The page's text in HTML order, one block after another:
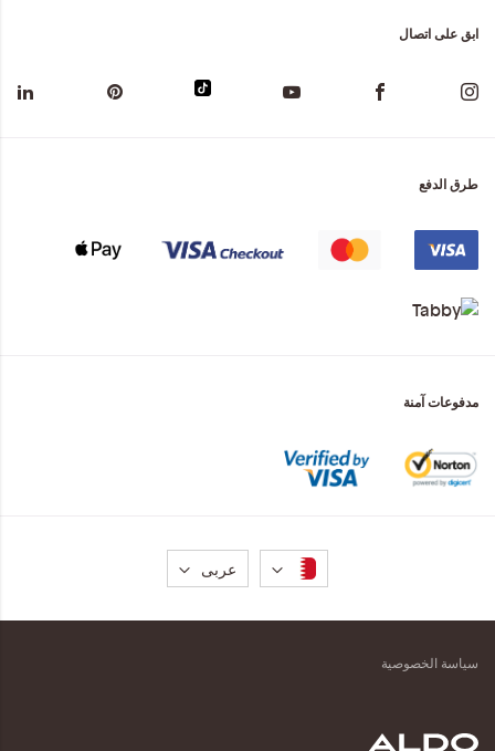
ابق على اتصال
طرق الدفع
مدفوعات آمنة
لغة
عربى
سياسة الخصوصية